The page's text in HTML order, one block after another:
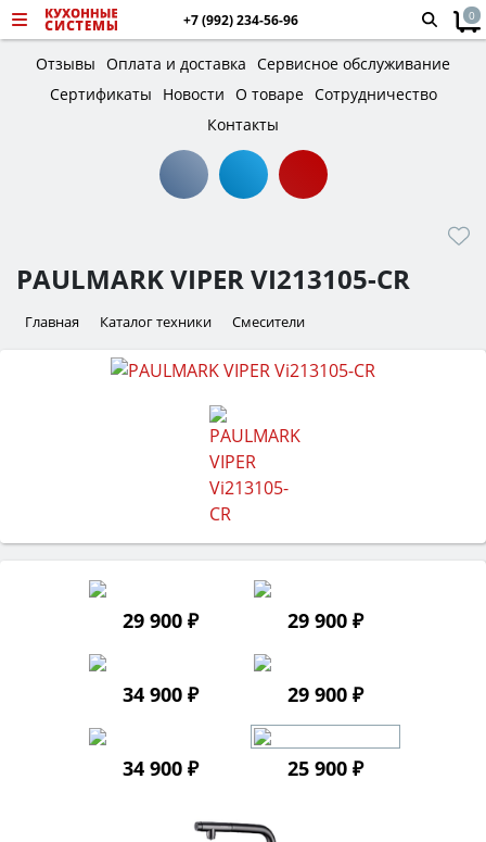
+7 (992) 234-56-96 0
Отзывы Оплата и доставка Сервисное обслуживание
Сертификаты
Новости О товаре Сотрудничество
Контакты
PAULMARK VIPER VI213105-CR
Главная Каталог техники Смесители
29 900 ₽ 29 900 ₽
34 900 ₽ 29 900 ₽
34 900 ₽ 25 900 ₽